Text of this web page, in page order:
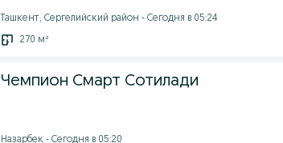
Ташкент, Сергелийский район - Сегодня в 05:24
270 м²
Чемпион Смарт Сотилади
Назарбек - Сегодня в 05:20